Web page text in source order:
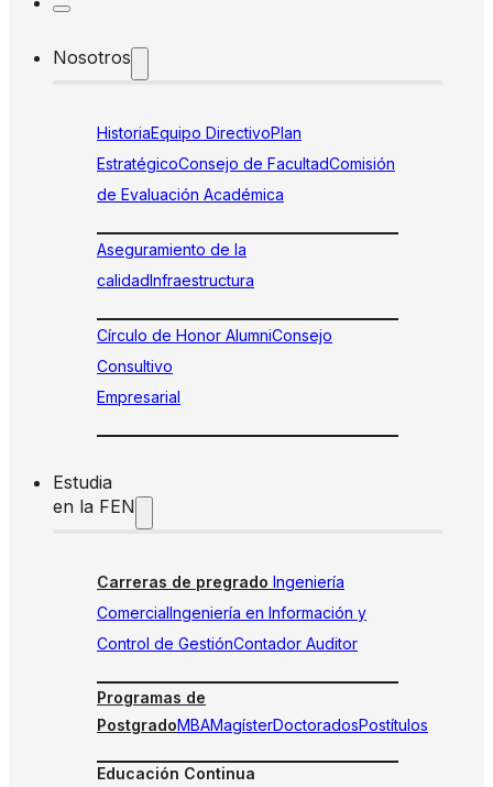
Nosotros
HistoriaEquipo DirectivoPlan
EstratégicoConsejo de FacultadComisión
de Evaluación Académica
Aseguramiento de la
calidadInfraestructura
Círculo de Honor AlumniConsejo
Consultivo
Empresarial
Estudia
en la FEN
Carreras de pregrado Ingeniería
ComercialIngeniería en Información y
Control de GestiónContador Auditor
Programas de
PostgradoMBAMagísterDoctoradosPostítulos
Educación Continua